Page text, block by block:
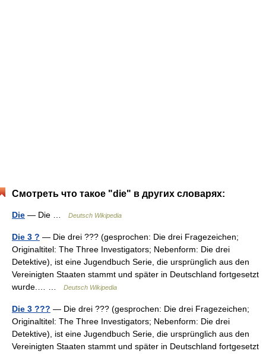
Смотреть что такое "die" в других словарях:
Die — Die … Deutsch Wikipedia
Die 3 ? — Die drei ??? (gesprochen: Die drei Fragezeichen;
Originaltitel: The Three Investigators; Nebenform: Die drei
Detektive), ist eine Jugendbuch Serie, die ursprünglich aus den
Vereinigten Staaten stammt und später in Deutschland fortgesetzt
wurde.… …
Deutsch Wikipedia
Die 3 ??? — Die drei ??? (gesprochen: Die drei Fragezeichen;
Originaltitel: The Three Investigators; Nebenform: Die drei
Detektive), ist eine Jugendbuch Serie, die ursprünglich aus den
Vereinigten Staaten stammt und später in Deutschland fortgesetzt